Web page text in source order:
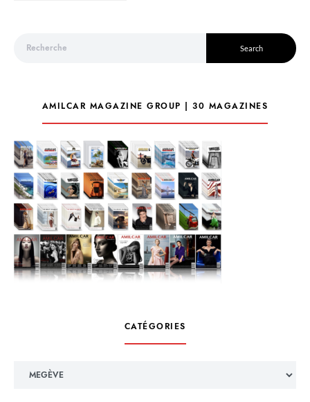
Search
AMILCAR MAGAZINE GROUP | 30 MAGAZINES
CATÉGORIES
Catégories